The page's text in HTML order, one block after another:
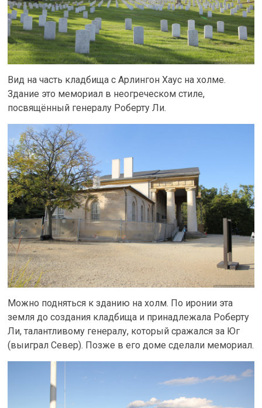
Вид на часть кладбища с Арлингон Хаус на холме.
Здание это мемориал в неогреческом стиле,
посвящённый генералу Роберту Ли.
Можно подняться к зданию на холм. По иронии эта
земля до создания кладбища и принадлежала Роберту
Ли, талантливому генералу, который сражался за Юг
(выиграл Север). Позже в его доме сделали мемориал.